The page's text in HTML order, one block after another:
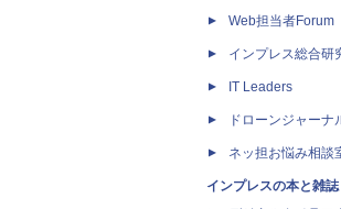
Web担当者Forum
インプレス総合研
IT Leaders
ドローンジャーナ
ネッ担お悩み相談
インプレスの本と雑誌